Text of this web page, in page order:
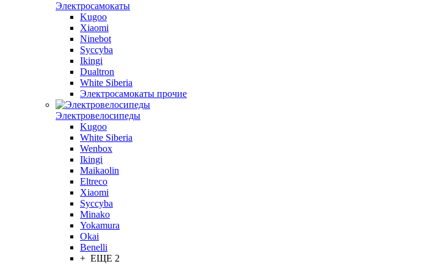
Электросамокаты
Kugoo
Xiaomi
Ninebot
Syccyba
Ikingi
Dualtron
White Siberia
Электросамокаты прочие
Электровелосипеды
Kugoo
White Siberia
Wenbox
Ikingi
Maikaolin
Eltreco
Xiaomi
Syccyba
Minako
Yokamura
Okai
Benelli
+ ЕЩЕ 2